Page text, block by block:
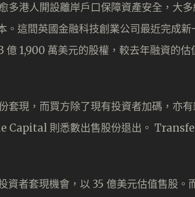
多港人開設離岸戶口保障資產安全，大多
這間英國金融科技創業公司最近完成新
億 1,900 萬美元的股權，較去年融資的估
套現，而買方除了現有投資者加碼，亦有
則悉數出售股份退出。
者套現機會，以 35 億美元估值售股。